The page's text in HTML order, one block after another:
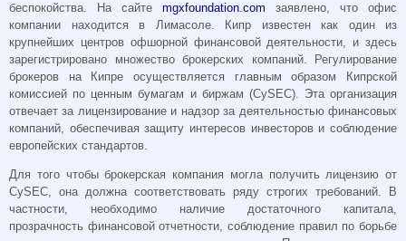
беспокойства. На сайте mgxfoundation.com заявлено, что офис
компании находится в Лимасоле. Кипр известен как один из
крупнейших центров офшорной финансовой деятельности, и здесь
зарегистрировано множество брокерских компаний. Регулирование
брокеров на Кипре осуществляется главным образом Кипрской
комиссией по ценным бумагам и биржам (CySEC). Эта организация
отвечает за лицензирование и надзор за деятельностью финансовых
компаний, обеспечивая защиту интересов инвесторов и соблюдение
европейских стандартов.
Для того чтобы брокерская компания могла получить лицензию от
CySEC, она должна соответствовать ряду строгих требований. В
частности, необходимо наличие достаточного капитала,
прозрачность финансовой отчетности, соблюдение правил по борьбе